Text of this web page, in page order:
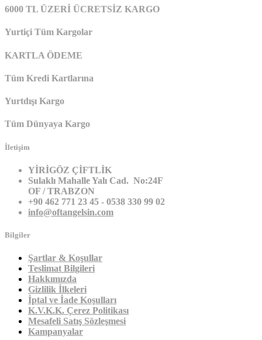
6000 TL ÜZERİ ÜCRETSİZ KARGO
Yurtiçi Tüm Kargolar
KARTLA ÖDEME
Tüm Kredi Kartlarına
Yurtdışı Kargo
Tüm Dünyaya Kargo
İletişim
YİRİGÖZ ÇİFTLİK
Sulaklı Mahalle Yalı Cad. No:24F
OF / TRABZON
+90 462 771 23 45 - 0538 330 99 02
info@oftangelsin.com
Bilgiler
Şartlar & Koşullar
Teslimat Bilgileri
Hakkımızda
Gizlilik İlkeleri
İptal ve İade Koşulları
K.V.K.K. Çerez Politikası
Mesafeli Satış Sözleşmesi
Kampanyalar